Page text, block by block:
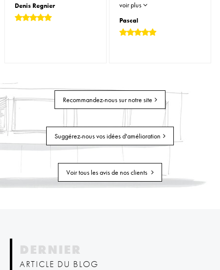
Denis Regnier
voir plus
Pascal
Recommandez-nous sur notre site
Suggérez-nous vos idées d'amélioration
Voir tous les avis de nos clients
DERNIER
ARTICLE DU BLOG